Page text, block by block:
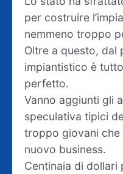
per costruire
nemmeno troppo
Oltre a questo, dal
impiantistico è
perfetto.
Vanno aggiunti gli
speculativa tipici
troppo giovani che
nuovo business.
Centinaia di dollari